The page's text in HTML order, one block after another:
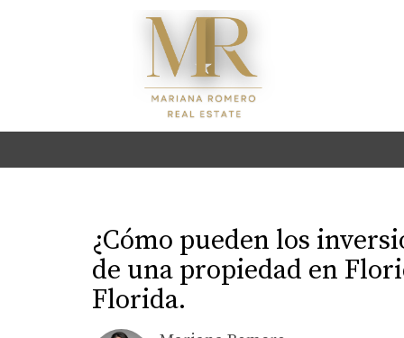
¿Cómo pueden los
de una propiedad en
Florida.